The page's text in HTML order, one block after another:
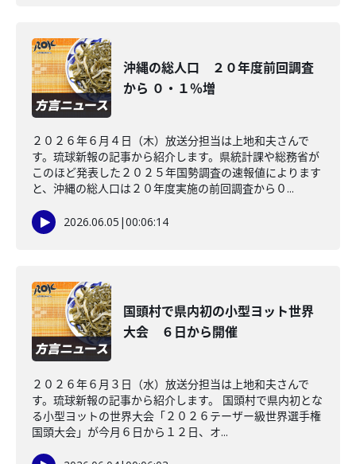
沖縄の総人口 ２０年度前回調査
から ０・１％増
２０２６年６月４日（木）放送分担当は上地和夫さんで
す。琉球新報の記事から紹介します。県統計課や総務省が
このほど発表した２０２５年国勢調査の速報値によります
と、沖縄の総人口は２０年度実施の前回調査から０...
2026.06.05 |00:06:14
国頭村で県内初の小型ヨット世界
大会 ６日から開催
２０２６年６月３日（水）放送分担当は上地和夫さんで
す。琉球新報の記事から紹介します。 国頭村で県内初とな
る小型ヨットの世界大会「２０２６テーザー級世界選手権
国頭大会」が今月６日から１２日、オ...